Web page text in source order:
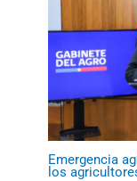
Emergencia
los